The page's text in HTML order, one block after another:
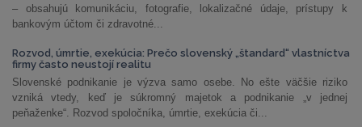
– obsahujú komunikáciu, fotografie, lokalizačné údaje, prístupy k
bankovým účtom či zdravotné...
Rozvod, úmrtie, exekúcia: Prečo slovenský „štandard“ vlastníctva
firmy často neustojí realitu
Slovenské podnikanie je výzva samo osebe. No ešte väčšie riziko
vzniká vtedy, keď je súkromný majetok a podnikanie „v jednej
peňaženke“. Rozvod spoločníka, úmrtie, exekúcia či...